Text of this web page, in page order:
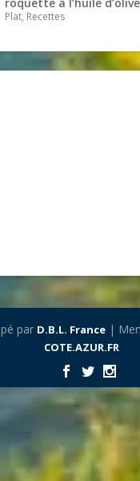
Plat, Recettes
par D.B.L. France|
COTE.AZUR.FR